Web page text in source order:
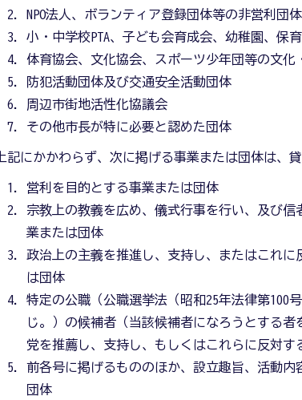
NPO法人、ボランティア登録団体等の非営利団体
小・中学校PTA、子ども会育成会、幼稚園、保
体育協会、文化協会、スポーツ少年団等の文化
防犯活動団体及び交通安全活動団体
周辺市街地活性化協議会
その他市長が特に必要と認めた団体
上記にかかわらず、次に掲げる事業または団体は、
営利を目的とする事業または団体
宗教上の教義を広め、儀式行事を行い、及び
業または団体
政治上の主義を推進し、支持し、またはこれ
は団体
特定の公職（公職選挙法（昭和25年法律第100
じ。）の候補者（当該候補者になろうとする
党を推薦し、支持し、もしくはこれらに反対
前各号に掲げるもののほか、設立趣旨、活動
団体